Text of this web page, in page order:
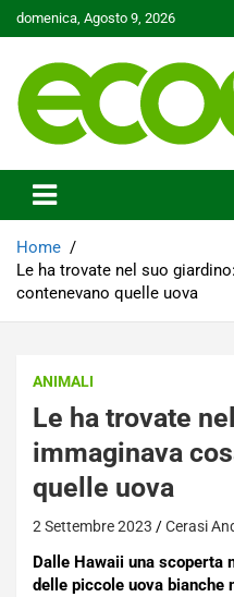
Skip
to
domenica, Agosto 9, 2026
Ecoo.it
Home
Le ha trovate nel suo
contenevano quelle uova
ANIMALI
Le ha trovate
immaginava
quelle uova
2 Settembre 2023 Cerasi
Dalle Hawaii una scoperta
delle piccole uova